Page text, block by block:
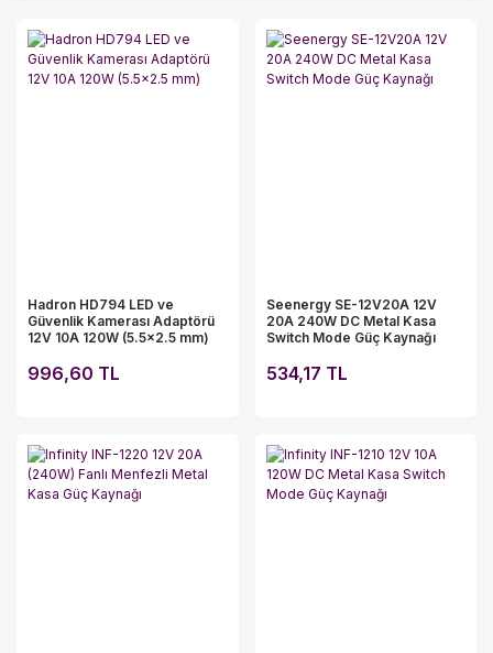
Hadron HD794 LED ve
Güvenlik Kamerası Adaptörü
12V 10A 120W (5.5x2.5 mm)
996,60 TL
Seenergy SE-12V20A 12V
20A 240W DC Metal Kasa
Switch Mode Güç Kaynağı
534,17 TL